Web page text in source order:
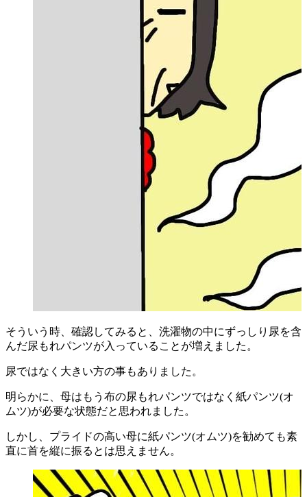
そういう時、確認してみると、洗濯物の中にずっしり尿を含
んだ尿もれパンツが入っていることが増えました。
尿ではなく大きい方の事もありました。
明らかに、母はもう布の尿もれパンツではなく紙パンツ(オ
ムツ)が必要な状態だと思われました。
しかし、プライドの高い母に紙パンツ(オムツ)を勧めても素
直に首を縦に振るとは思えません。